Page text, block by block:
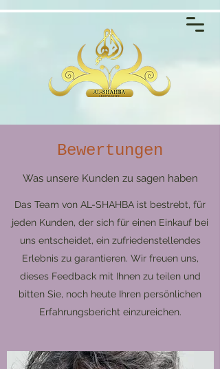
Bewertungen
Was unsere Kunden zu sagen haben
Das Team von AL-SHAHBA ist bestrebt, für
jeden Kunden, der sich für einen Einkauf bei
uns entscheidet, ein zufriedenstellendes
Erlebnis zu garantieren. Wir freuen uns,
dieses Feedback mit Ihnen zu teilen und
bitten Sie, noch heute Ihren persönlichen
Erfahrungsbericht einzureichen.